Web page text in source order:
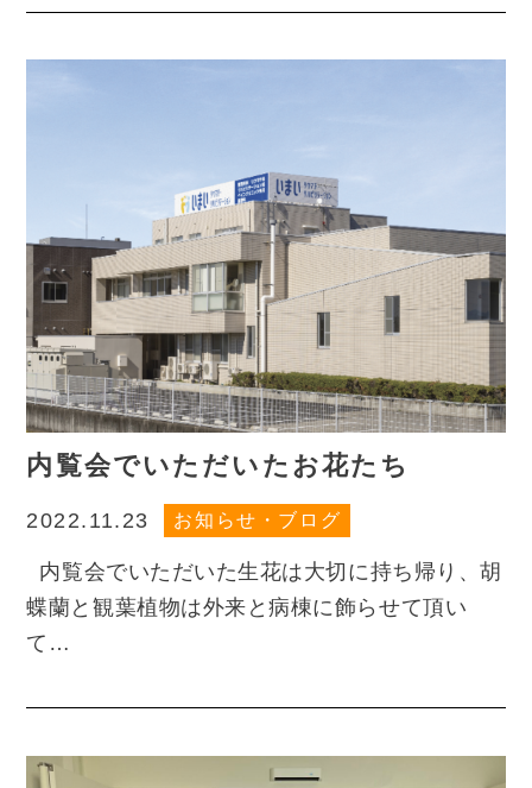
内覧会でいただいたお花たち
2022.11.23 お知らせ・ブログ
内覧会でいただいた生花は大切に持ち帰り、胡
蝶蘭と観葉植物は外来と病棟に飾らせて頂い
て…